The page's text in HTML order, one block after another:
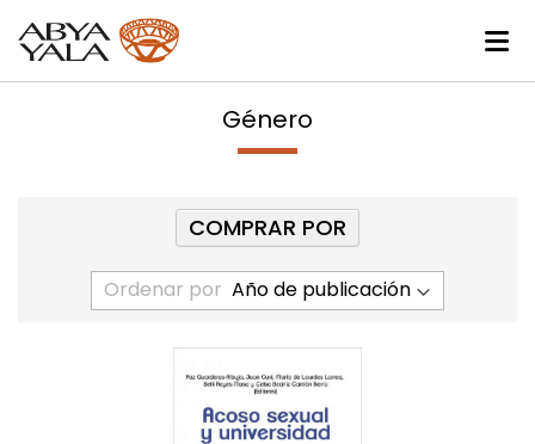
Género
Ordenar por
COMPRAR POR